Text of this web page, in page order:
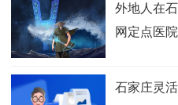
外地人在
网定点医
石家庄灵